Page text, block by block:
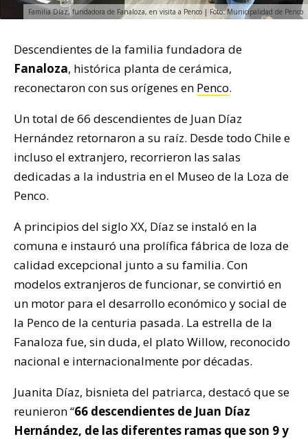
Familia Díaz, fundadora de Fanaloza, en visita a Penco | Foto: Municipalidad de Penco
Descendientes de la familia fundadora de
Fanaloza, histórica planta de cerámica,
reconectaron con sus orígenes en Penco.
Un total de 66 descendientes de Juan Díaz
Hernández retornaron a su raíz. Desde todo Chile e
incluso el extranjero, recorrieron las salas
dedicadas a la industria en el Museo de la Loza de
Penco.
A principios del siglo XX, Díaz se instaló en la
comuna e instauró una prolífica fábrica de loza de
calidad excepcional junto a su familia. Con
modelos extranjeros de funcionar, se convirtió en
un motor para el desarrollo económico y social de
la Penco de la centuria pasada. La estrella de la
Fanaloza fue, sin duda, el plato Willow, reconocido
nacional e internacionalmente por décadas.
Juanita Díaz, bisnieta del patriarca, destacó que se
reunieron “66 descendientes de Juan Díaz
Hernández, de las diferentes ramas que son 9 y